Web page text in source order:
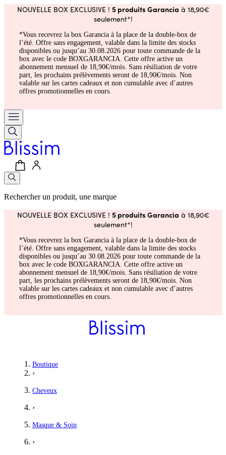
NOUVELLE BOX EXCLUSIVE ! 5 produits Garancia à 18,90€
seulement*!
*Vous recevrez la box Garancia à la place de la double-box de
l’été. Offre sans engagement, valable dans la limite des stocks
disponibles ou jusqu’au 30.08.2026 pour toute commande de la
box avec le code BOXGARANCIA. Cette offre active un
abonnement mensuel de 18,90€/mois. Sans résiliation de votre
part, les prochains prélèvements seront de 18,90€/mois. Non
valable sur les cartes cadeaux et non cumulable avec d’autres
offres promotionnelles en cours.
Rechercher un produit, une marque
NOUVELLE BOX EXCLUSIVE ! 5 produits Garancia à 18,90€
seulement*!
*Vous recevrez la box Garancia à la place de la double-box de
l’été. Offre sans engagement, valable dans la limite des stocks
disponibles ou jusqu’au 30.08.2026 pour toute commande de la
box avec le code BOXGARANCIA. Cette offre active un
abonnement mensuel de 18,90€/mois. Sans résiliation de votre
part, les prochains prélèvements seront de 18,90€/mois. Non
valable sur les cartes cadeaux et non cumulable avec d’autres
offres promotionnelles en cours.
Boutique
›
Cheveux
›
Masque & Soin
›